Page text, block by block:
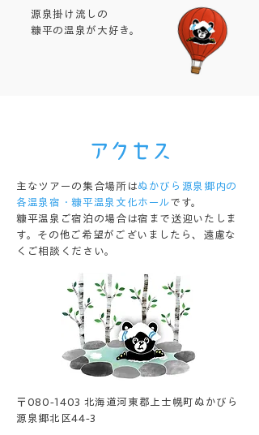
源泉掛け流しの
糠平の温泉が大好き。
アクセス
主なツアーの集合場所はぬかびら源泉郷内の
各温泉宿・糠平温泉文化ホールです。
糠平温泉ご宿泊の場合は宿まで送迎いたしま
す。その他ご希望がございましたら、遠慮な
くご相談ください。
〒080-1403 北海道河東郡上士幌町ぬかびら
源泉郷北区44-3